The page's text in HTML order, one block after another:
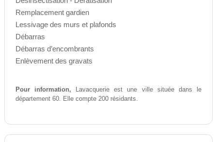
Remplacement gardien
Lessivage des murs et plafonds
Débarras
Débarras d’encombrants
Enlèvement des gravats
Pour information, Lavacquerie est une ville située dans le
département 60. Elle compte 200 résidants.